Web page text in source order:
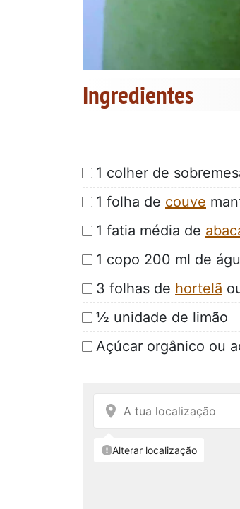
Ingredientes
1 colher de
1 folha de couve
1 fatia média de
1 copo 200 ml de
3 folhas de hortelã
½ unidade de limão
Açúcar orgânico ou